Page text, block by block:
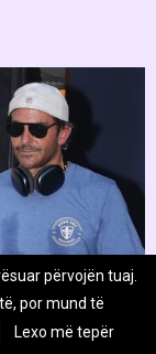
përvojën tuaj.
por mund të
Lexo më tepër